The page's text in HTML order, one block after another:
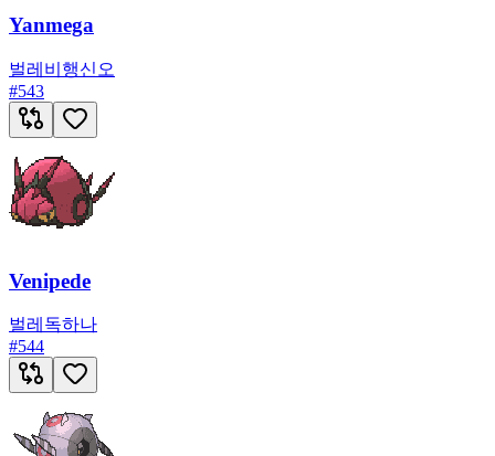
Yanmega
벌레 비행신오
#543
Venipede
벌레 독하나
#544